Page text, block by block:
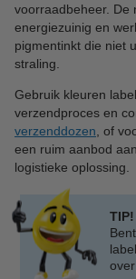
voorraadbeheer. De
energiezuinig en
pigmentinkt die niet
straling.
Gebruik kleuren
verzendproces en
verzenddozen , of
een ruim aanbod aan
logistieke oplossing.
TIP!